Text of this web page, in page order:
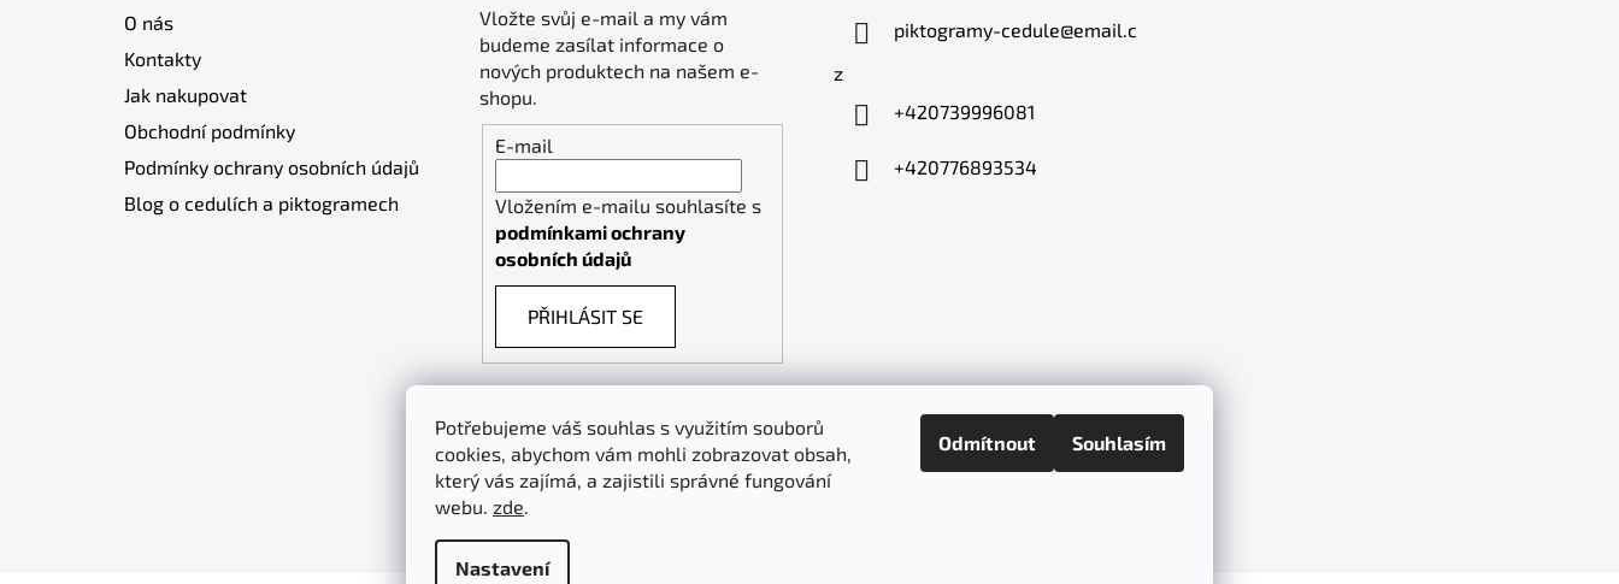
Potřebujeme váš souhlas s využitím souborů
cookies, abychom vám mohli zobrazovat obsah,
který vás zajímá, a zajistili správné fungování
webu. zde.
Nastavení
Odmítnout Souhlasím
O nás
Kontakty
Jak nakupovat
Obchodní podmínky
Podmínky ochrany osobních údajů
Blog o cedulích a piktogramech
Vložte svůj e-mail a my vám
budeme zasílat informace o
nových produktech na našem e-
shopu.
E-mail
Vložením e-mailu souhlasíte s
podmínkami ochrany
osobních údajů
PŘIHLÁSIT SE
piktogramy-cedule@email.c
z
+420739996081
+420776893534
piktogramy-cedule.cz denex.cz